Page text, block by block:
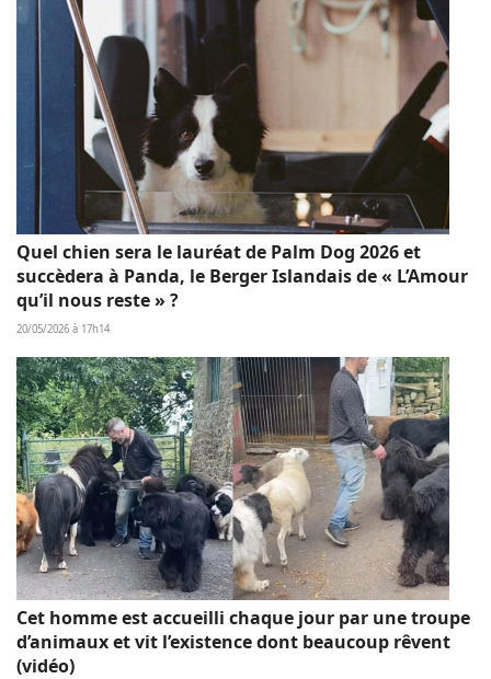
Quel chien sera le lauréat de Palm Dog 2026 et
succèdera à Panda, le Berger Islandais de « L’Amour
qu’il nous reste » ?
20/05/2026 à 17h14
Cet homme est accueilli chaque jour par une troupe
d’animaux et vit l’existence dont beaucoup rêvent
(vidéo)